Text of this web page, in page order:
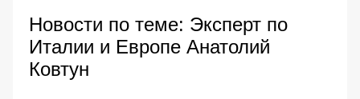
Новости по теме: Эксперт по
Италии и Европе Анатолий
Ковтун